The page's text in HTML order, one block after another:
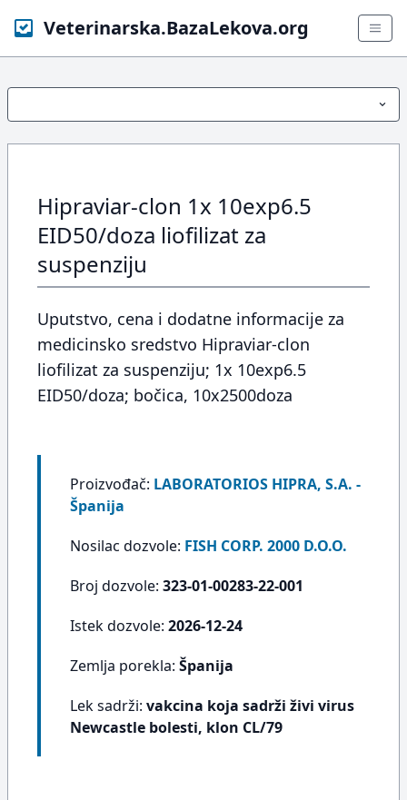
Veterinarska.BazaLekova.org
Hipraviar-clon 1x 10exp6.5
EID50/doza liofilizat za
suspenziju
Uputstvo, cena i dodatne informacije za
medicinsko sredstvo Hipraviar-clon
liofilizat za suspenziju; 1x 10exp6.5
EID50/doza; bočica, 10x2500doza
Proizvođač: LABORATORIOS HIPRA, S.A. -
Španija
Nosilac dozvole: FISH CORP. 2000 D.O.O.
Broj dozvole: 323-01-00283-22-001
Istek dozvole: 2026-12-24
Zemlja porekla: Španija
Lek sadrži: vakcina koja sadrži živi virus
Newcastle bolesti, klon CL/79